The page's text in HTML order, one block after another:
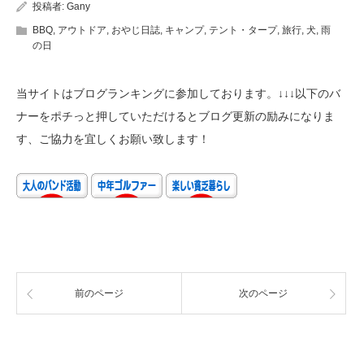
投稿者: Gany
BBQ, アウトドア, おやじ日誌, キャンプ, テント・タープ, 旅行, 犬, 雨
の日
当サイトはブログランキングに参加しております。↓↓↓以下のバ
ナーをポチっと押していただけるとブログ更新の励みになりま
す、ご協力を宜しくお願い致します！
前のページ 次のページ